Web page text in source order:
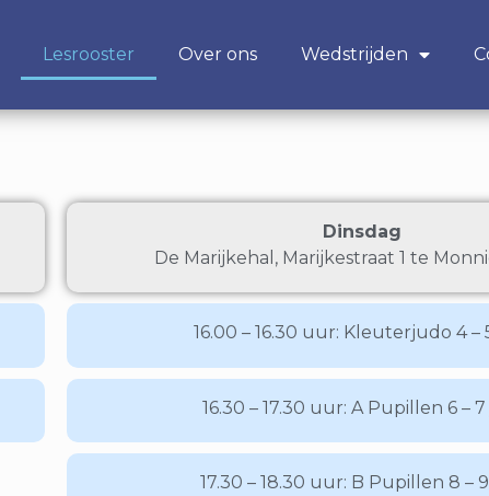
Lesrooster Over ons Wedstrijden
Dinsdag
De Marijkehal, Marijkestraat 1 te
16.00 – 16.30 uur: Kleuterjudo 4 –
16.30 – 17.30 uur: A Pupillen 6 – 7
17.30 – 18.30 uur: B Pupillen 8 –